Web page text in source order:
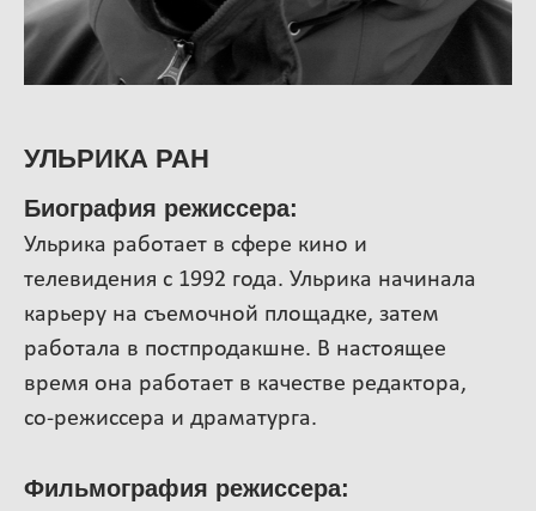
УЛЬРИКА РАН
Биография режиссера:
Ульрика работает в сфере кино и
телевидения с 1992 года. Ульрика начинала
карьеру на съемочной площадке, затем
работала в постпродакшне. В настоящее
время она работает в качестве редактора,
со-режиссера и драматурга.
Фильмография режиссера: